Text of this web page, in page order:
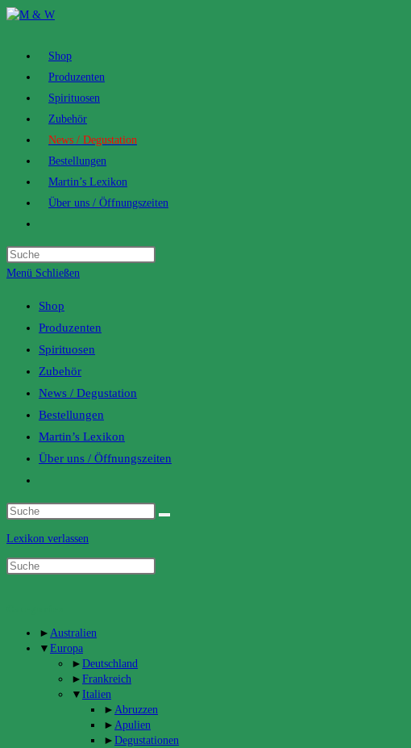
Zum
Shop
Produzenten
Spirituosen
Zubehör
News / Degustation
Bestellungen
Martin’s Lexikon
Über uns / Öffnungszeiten
website
search
Menü Schließen
Shop
Produzenten
Spirituosen
Zubehör
News / Degustation
Bestellungen
Martin’s Lexikon
Über uns / Öffnungszeiten
website
search
Lexikon verlassen
► Australien
▼ Europa
► Deutschland
► Frankreich
▼ Italien
► Abruzzen
► Apulien
► Degustationen